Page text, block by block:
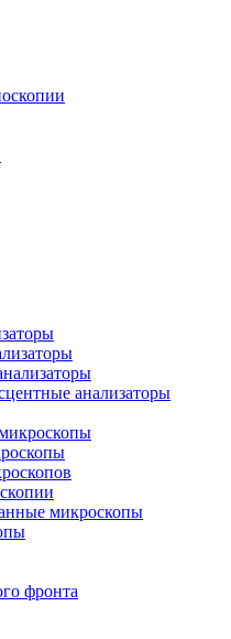
анализаторы
микроскопы
фронта